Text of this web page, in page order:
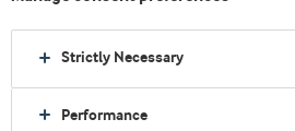
Strictly Necessary
Performance